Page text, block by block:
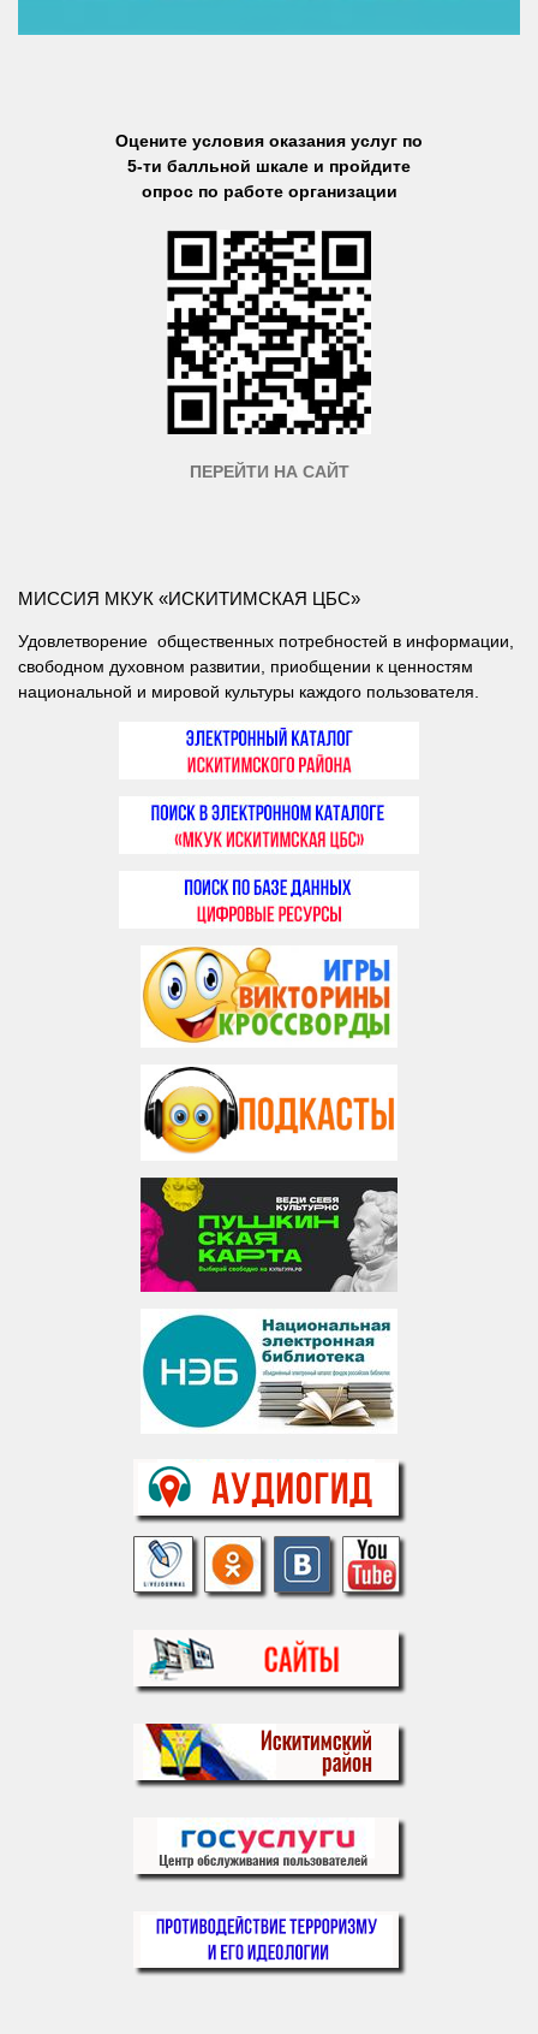
Оцените условия оказания услуг по
5-ти балльной шкале и пройдите
опрос по работе организации
ПЕРЕЙТИ НА САЙТ
МИССИЯ МКУК «ИСКИТИМСКАЯ ЦБС»
Удовлетворение общественных потребностей в информации,
свободном духовном развитии, приобщении к ценностям
национальной и мировой культуры каждого пользователя.